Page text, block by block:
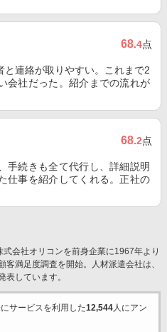
68.4点
連絡が取りやすい。これまで2
会社だった。紹介までの流れが
68.2点
手続きも全て代行し、詳細説明
仕事を紹介してくれる。正社の
会社オリコンを前身企業に1967年より
客満足度調査を開始。人材派遣会社は、
表しています。
サービスを利用した12,544人にアン